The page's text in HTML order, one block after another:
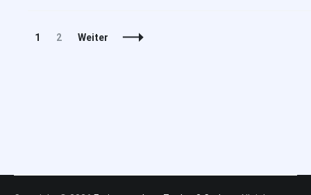
Beitragsnavigation
Seite
1 Seite
2 Weiter